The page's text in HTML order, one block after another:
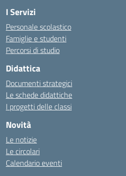
I Servizi
Personale scolastico
Famiglie e studenti
Percorsi di studio
Didattica
Documenti strategici
Le schede didattiche
I progetti delle classi
Novità
Le notizie
Le circolari
Calendario eventi